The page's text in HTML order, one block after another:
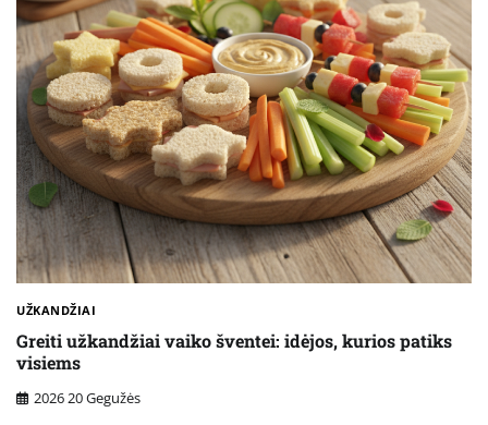
UŽKANDŽIAI
Greiti užkandžiai vaiko šventei: idėjos, kurios patiks
visiems
2026 20 Gegužės